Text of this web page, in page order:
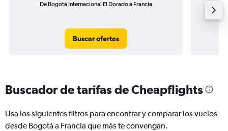
De Bogotá Internacional El Dorado a Francia
Buscar ofertas
Buscador de tarifas de Cheapflights
Usa los siguientes filtros para encontrar y comparar los vuelos
desde Bogotá a Francia que más te convengan.